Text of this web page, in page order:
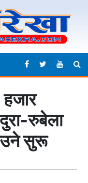
रुबेला
सुरू